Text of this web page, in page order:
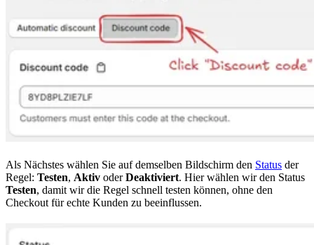
Als Nächstes wählen Sie auf demselben Bildschirm den Status der
Regel: Testen, Aktiv oderDeaktiviert. Hier wählen wir den Status
Testen, damit wir die Regel schnell testen können, ohne den
Checkout für echte Kunden zu beeinflussen.